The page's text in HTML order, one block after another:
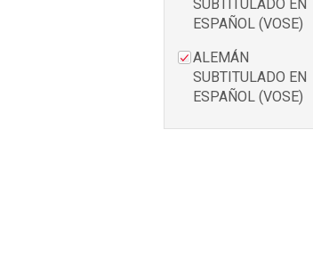
SUBTITULADO EN
ESPAÑOL (VOSE)
ALEMÁN
SUBTITULADO EN
ESPAÑOL (VOSE)